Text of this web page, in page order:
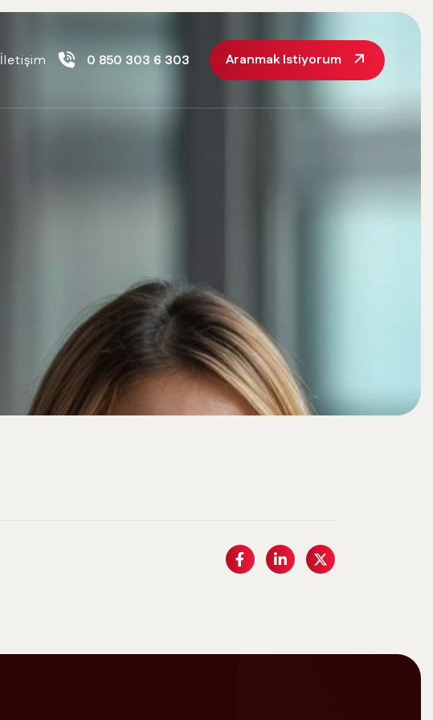
İletişim 0 850 303 6 303 Aranmak Istiyorum